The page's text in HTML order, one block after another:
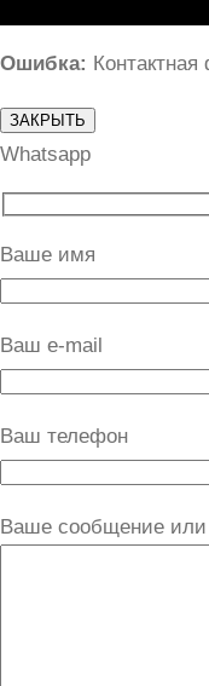
Ошибка:
ЗАКРЫТЬ
Whatsapp
Ваше имя
Ваш e-mail
Ваш телефон
Ваше сообщение или